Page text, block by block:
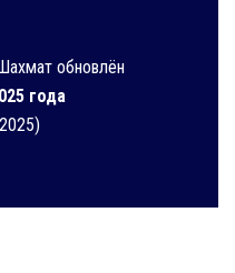
обновлён
года